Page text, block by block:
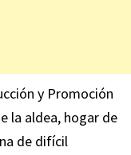
y Promoción
la aldea, hogar de
de difícil